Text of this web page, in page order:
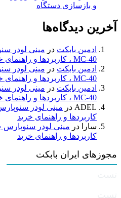
و بازسازی دستگاه
آخرین دیدگاه‌ها
ادمین بابکت در
MC-40 ، کاربردها و راهنمای خرید
ادمین بابکت در
MC-40 ، کاربردها و راهنمای خرید
ادمین بابکت در
MC-40 ، کاربردها و راهنمای خرید
ADEL در
کاربردها و راهنمای خرید
سارا
در
کاربردها و راهنمای خرید
مجوزهای ایران بابکت